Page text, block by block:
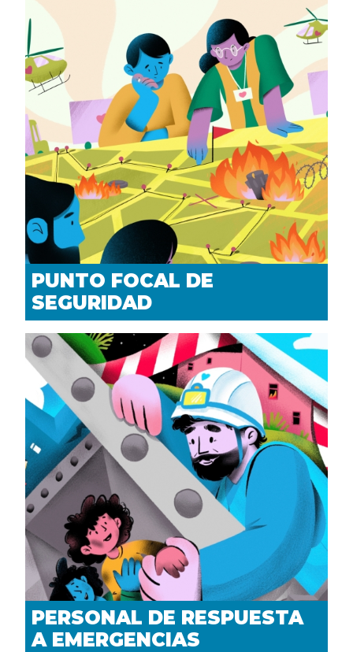
PUNTO FOCAL DE
SEGURIDAD
PERSONAL DE RESPUESTA
A EMERGENCIAS